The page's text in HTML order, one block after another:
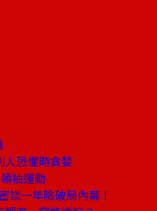
人恐懼時貪婪
袖運動
談一年險破局內幕！